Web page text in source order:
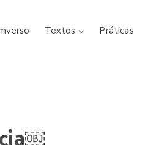
Textos Práticas